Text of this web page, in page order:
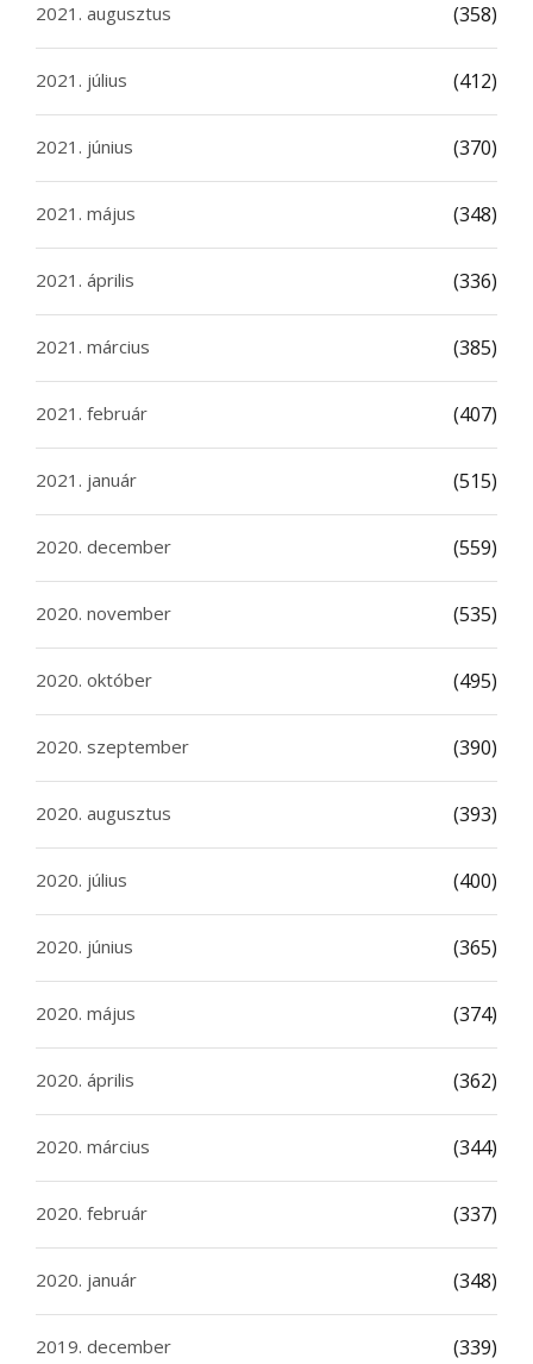
2021. augusztus (358)
2021. július (412)
2021. június (370)
2021. május (348)
2021. április (336)
2021. március (385)
2021. február (407)
2021. január (515)
2020. december (559)
2020. november (535)
2020. október (495)
2020. szeptember (390)
2020. augusztus (393)
2020. július (400)
2020. június (365)
2020. május (374)
2020. április (362)
2020. március (344)
2020. február (337)
2020. január (348)
2019. december (339)